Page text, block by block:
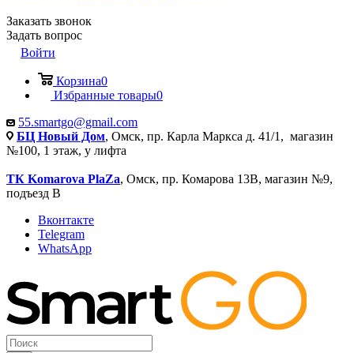
Заказать звонок
Задать вопрос
Войти
Корзина0
Избранные товары0
55.smartgo@gmail.com
БЦ Новый Дом, Омск, пр. Карла Маркса д. 41/1, магазин
№100, 1 этаж, у лифта
ТК Komarova PlaZa, Омск, пр. Комарова 13В, магазин №9,
подъезд В
Вконтакте
Telegram
WhatsApp